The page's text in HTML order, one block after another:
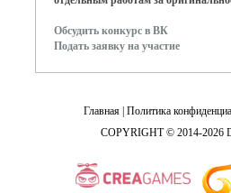
Обсудить конкурс в ВК
Подать заявку на участие
Главная Политика
COPYRIGHT © 2014-2026